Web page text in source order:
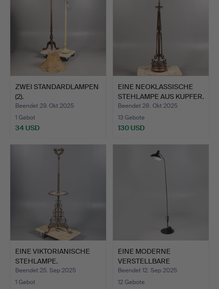
ZWEI STANDARDLAMPEN
(2).
Beendet 29. Okt 2025
1 Gebot
34 USD
EINE NEOKLASSISCHE
STEHLAMPE AUS KUPFER.
Beendet 28. Okt 2025
13 Gebote
130 USD
EINE VIKTORIANISCHE
STEHLAMPE.
Beendet 25. Sep 2025
1 Gebot
EINE MODERNE
VERSTELLBARE
STEHLEUCHTE.
Beendet 12. Sep 2025
12 Gebote